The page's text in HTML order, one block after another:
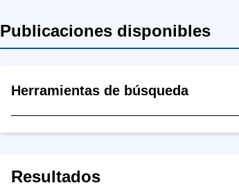
Publicaciones disponibles
Herramientas de búsqueda
Resultados